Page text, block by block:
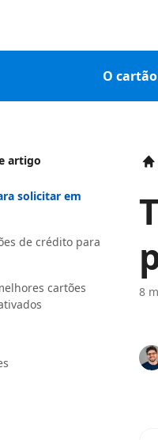
O
artigo
solicitar em
de crédito para
cartões
8